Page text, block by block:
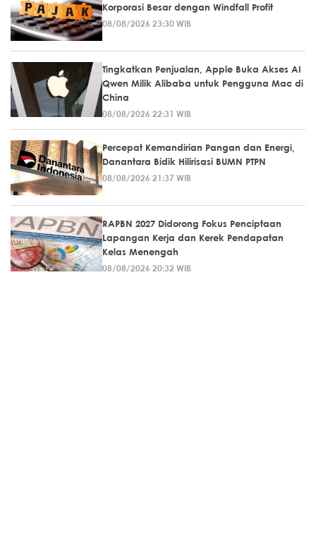
Korporasi Besar dengan Windfall Profit
08/08/2026 23:30 WIB
Tingkatkan Penjualan, Apple Buka Akses AI
Qwen Milik Alibaba untuk Pengguna Mac di
China
08/08/2026 22:31 WIB
Percepat Kemandirian Pangan dan Energi,
Danantara Bidik Hilirisasi BUMN PTPN
08/08/2026 21:37 WIB
RAPBN 2027 Didorong Fokus Penciptaan
Lapangan Kerja dan Kerek Pendapatan
Kelas Menengah
08/08/2026 20:32 WIB